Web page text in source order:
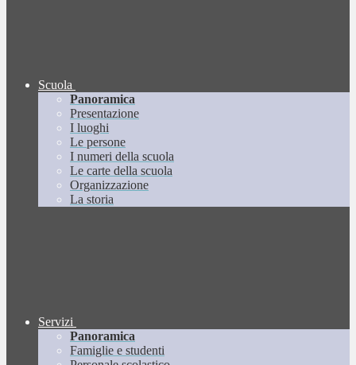
Scuola
Panoramica
Presentazione
I luoghi
Le persone
I numeri della scuola
Le carte della scuola
Organizzazione
La storia
Servizi
Panoramica
Famiglie e studenti